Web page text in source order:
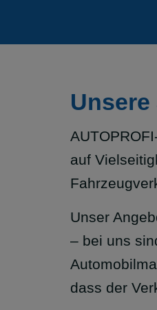
Unsere
auf
Unser
– bei uns
dass der